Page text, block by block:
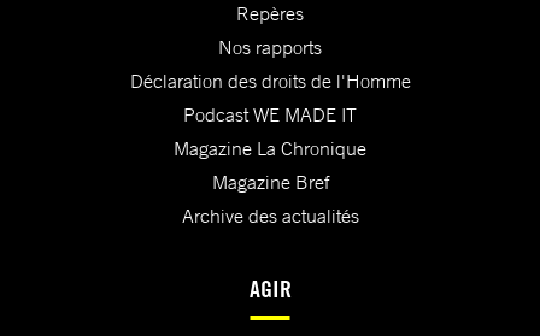
Repères
Nos rapports
Déclaration des droits de l'Homme
Podcast WE MADE IT
Magazine La Chronique
Magazine Bref
Archive des actualités
AGIR